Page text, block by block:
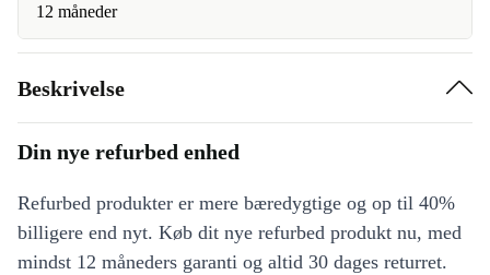
12 måneder
Beskrivelse
Din nye refurbed enhed
Refurbed produkter er mere bæredygtige og op til 40%
billigere end nyt. Køb dit nye refurbed produkt nu, med
mindst 12 måneders garanti og altid 30 dages returret.